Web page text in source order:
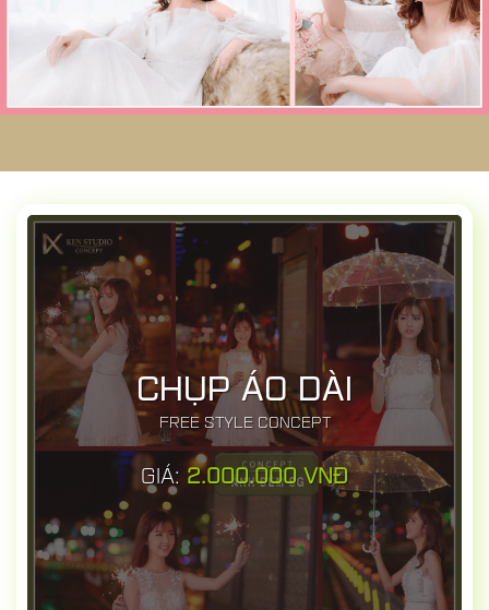
CHỤP ÁO DÀI
FREE STYLE CONCEPT
GIÁ: 2.000.000 VNĐ